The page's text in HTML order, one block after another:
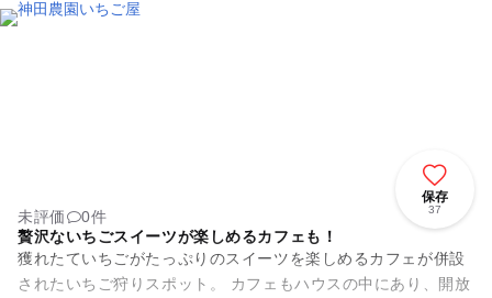
保存
37
未評価
0件
贅沢ないちごスイーツが楽しめるカフェも！
獲れたていちごがたっぷりのスイーツを楽しめるカフェが併設
されたいちご狩りスポット。 カフェもハウスの中にあり、開放